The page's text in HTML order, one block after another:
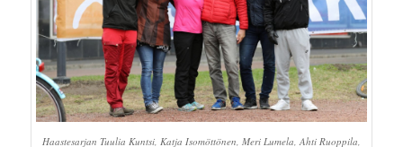
Haastesarjan Tuulia Kuntsi, Katja Isomöttönen, Meri Lumela, Ahti Ruoppila,